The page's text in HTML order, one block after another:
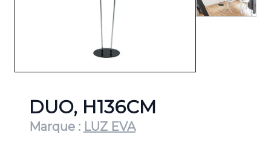
DUO, H136CM
Marque : LUZ EVA